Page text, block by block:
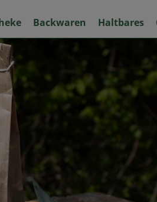
Backwaren Haltbares